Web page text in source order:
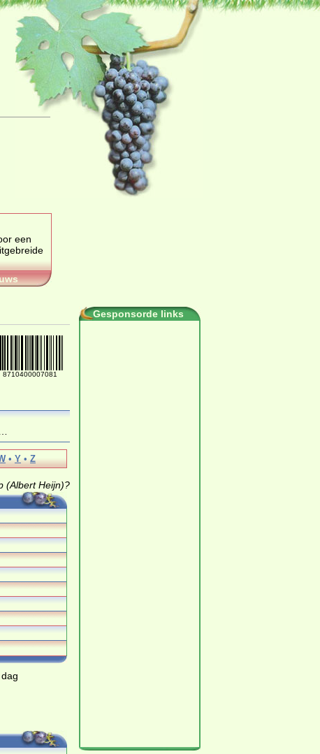
een
8710400007081
• Y • Z
(Albert Heijn)?
Gesponsorde links